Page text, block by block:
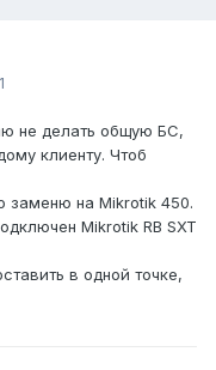
не делать общую БС,
клиенту. Чтоб
заменю на Mikrotik 450.
Mikrotik RB SXT
в одной точке,